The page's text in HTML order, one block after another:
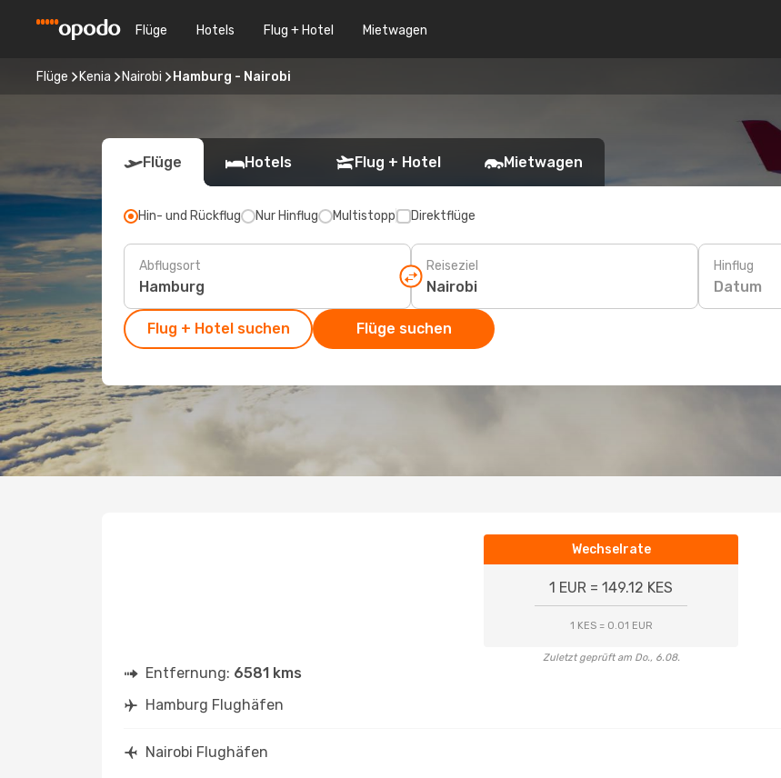
Flüge Hotels Flug + Hotel Mietwagen
Flüge Kenia Nairobi Hamburg - Nairobi
Flüge Hotels Flug + Hotel Mietwagen
Hin- und Rückflug Nur Hinflug Multistopp Direktflüge
Abflugsort Reiseziel Hinflug
Datum
Flug + Hotel suchen Flüge suchen
Wechselrate
1 EUR = 149.12 KES
1 KES = 0.01 EUR
Zuletzt geprüft am Do., 6.08.
Entfernung: 6581 kms
Hamburg Flughäfen
Nairobi Flughäfen